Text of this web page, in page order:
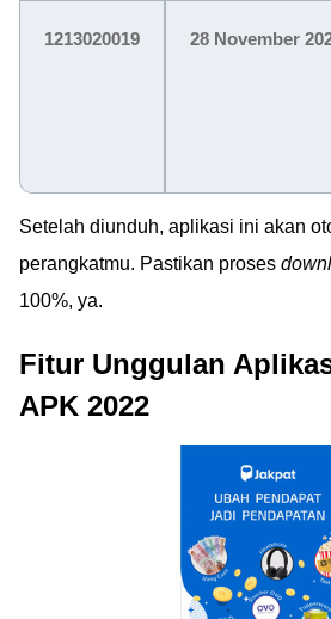
1213020019 28 November
Setelah diunduh, aplikasi ini akan
perangkatmu. Pastikan proses
100%, ya.
Fitur Unggulan
APK 2022